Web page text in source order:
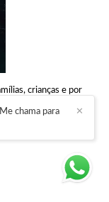
crianças e por
expressivas,
que mostrem
voltar no tempo...
✕
chama para